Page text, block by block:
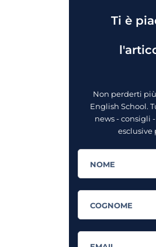
Ti è
Non perderti
English School.
news - consigli
esclusive